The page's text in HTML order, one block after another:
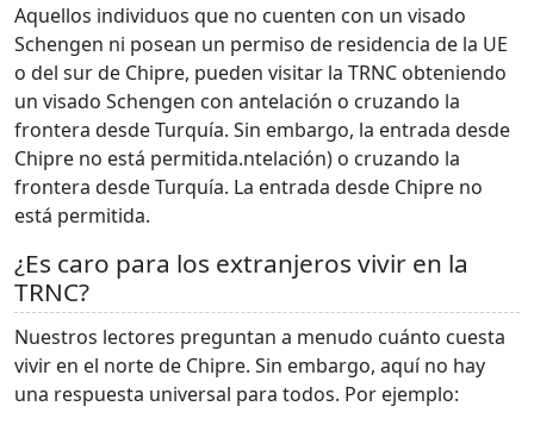
Aquellos individuos que no cuenten con un visado
Schengen ni posean un permiso de residencia de la UE
o del sur de Chipre, pueden visitar la TRNC obteniendo
un visado Schengen con antelación o cruzando la
frontera desde Turquía. Sin embargo, la entrada desde
Chipre no está permitida.ntelación) o cruzando la
frontera desde Turquía. La entrada desde Chipre no
está permitida.
¿Es caro para los extranjeros vivir en la
TRNC?
Nuestros lectores preguntan a menudo cuánto cuesta
vivir en el norte de Chipre. Sin embargo, aquí no hay
una respuesta universal para todos. Por ejemplo: